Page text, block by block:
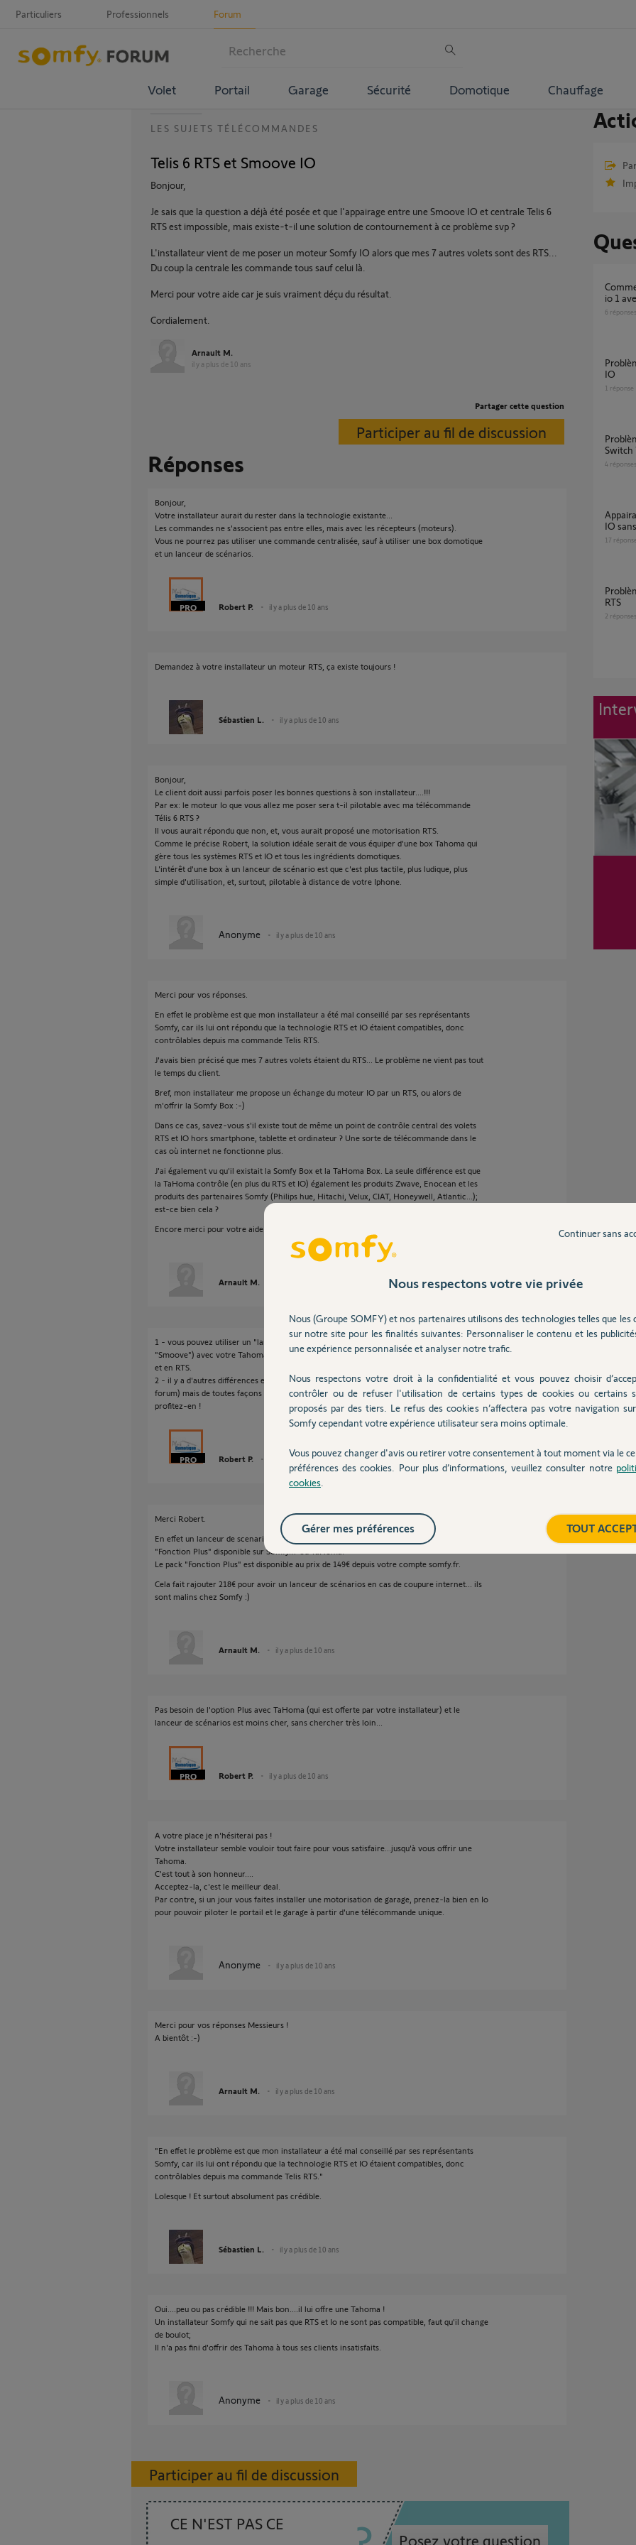
Particuliers Professionnels Forum
Volet Portail Garage Sécurité Domotique Chauffage
LES SUJETS TÉLÉCOMMANDES
Telis 6 RTS et Smoove IO
Bonjour,
Je sais que la question a déjà été posée et que l'appairage entre une Smoove IO et centrale Telis 6
RTS est impossible, mais existe-t-il une solution de contournement à ce problème svp ?
L'installateur vient de me poser un moteur Somfy IO alors que mes 7 autres volets sont des RTS...
Du coup la centrale les commande tous sauf celui là.
Merci pour votre aide car je suis vraiment déçu du résultat.
Cordialement.
Arnault M.
il y a plus de 10 ans
Partager cette question
Participer au fil de discussion
Réponses
Bonjour,
Votre installateur aurait du rester dans la technologie existante...
Les commandes ne s'associent pas entre elles, mais avec les récepteurs (moteurs).
Vous ne pourrez pas utiliser une commande centralisée, sauf à utiliser une box domotique
et un lanceur de scénarios.
Robert P. il y a plus de 10 ans
Demandez à votre installateur un moteur RTS, ça existe toujours !
Sébastien L. il y a plus de 10 ans
Bonjour,
Le client doit aussi parfois poser les bonnes questions à son installateur....!!!
Par ex: le moteur Io que vous allez me poser sera t-il pilotable avec ma télécommande
Télis 6 RTS ?
Il vous aurait répondu que non, et, vous aurait proposé une motorisation RTS.
Comme le précise Robert, la solution idéale serait de vous équiper d'une box Tahoma qui
gère tous les systèmes RTS et IO et tous les ingrédients domotiques.
L'intérêt d'une box à un lanceur de scénario est que c'est plus tactile, plus ludique, plus
simple d'utilisation, et, surtout, pilotable à distance de votre Iphone.
Anonyme il y a plus de 10 ans
Merci pour vos réponses.
En effet le problème est que mon installateur a été mal conseillé par ses représentants
Somfy, car ils lui ont répondu que la technologie RTS et IO étaient compatibles, donc
contrôlables depuis ma commande Telis RTS.
J'avais bien précisé que mes 7 autres volets étaient du RTS... Le problème ne vient pas tout
le temps du client.
Bref, mon installateur me propose un échange du moteur IO par un RTS, ou alors de
m'offrir la Somfy Box :-)
Dans ce cas, savez-vous s'il existe tout de même un point de contrôle central des volets
RTS et IO hors smartphone, tablette et ordinateur ? Une sorte de télécommande dans le
cas où internet ne fonctionne plus.
J'ai également vu qu'il existait la Somfy Box et la TaHoma Box. La seule différence est que
la TaHoma contrôle (en plus du RTS et IO) également les produits Zwave, Enocean et les
produits des partenaires Somfy (Philips hue, Hitachi, Velux, CIAT, Honeywell, Atlantic...);
est-ce bien cela ?
Encore merci pour votre aide !
Arnault M.
1 - vous pouvez utiliser un "lanceur de scénarios" (commande murale similaire à un
"Smoove") avec votre Tahoma pour piloter l'ensemble des volets ou autres produits, en io
et en RTS.
2 - il y a d'autres différences entre TaHoma et Somfy box (faire une recherche sur ce
forum) mais de toutes façons votre installateur vous offre une TaHoma ce qui est parfait,
profitez-en !
Robert P. il y a plus de 10 ans
Merci Robert.
En effet un lanceur de scenario coûte 69€ mais elle nécessite une Somfy Box avec option
"Fonction Plus" disponible sur Somfy.fr ou TaHoma.
Le pack "Fonction Plus" est disponible au prix de 149€ depuis votre compte somfy.fr.
Cela fait rajouter 218€ pour avoir un lanceur de scénarios en cas de coupure internet... ils
sont malins chez Somfy :)
Arnault M. il y a plus de 10 ans
Pas besoin de l'option Plus avec TaHoma (qui est offerte par votre installateur) et le
lanceur de scénarios est moins cher, sans chercher très loin...
Robert P. il y a plus de 10 ans
A votre place je n'hésiterai pas !
Votre installateur semble vouloir tout faire pour vous satisfaire...jusqu'à vous offrir une
Tahoma.
C'est tout à son honneur....
Acceptez-la, c'est le meilleur deal.
Par contre, si un jour vous faites installer une motorisation de garage, prenez-la bien en Io
pour pouvoir piloter le portail et le garage à partir d'une télécommande unique.
Anonyme il y a plus de 10 ans
Merci pour vos réponses Messieurs !
A bientôt :-)
Arnault M. il y a plus de 10 ans
"En effet le problème est que mon installateur a été mal conseillé par ses représentants
Somfy, car ils lui ont répondu que la technologie RTS et IO étaient compatibles, donc
contrôlables depuis ma commande Telis RTS."
Lolesque ! Et surtout absolument pas crédible.
Sébastien L. il y a plus de 10 ans
Oui....peu ou pas crédible !!! Mais bon....il lui offre une Tahoma !
Un installateur Somfy qui ne sait pas que RTS et Io ne sont pas compatible, faut qu'il change
de boulot;
Il n'a pas fini d'offrir des Tahoma à tous ses clients insatisfaits.
Anonyme il y a plus de 10 ans
Participer au fil de discussion
CE N'EST PAS CE
Posez votre question
Comment associer une commande smoove
io 1
6 réponses
Problème avec la Tahoma et Smoove Origin
IO
1 réponse
Problème ajout SMOOVE IO sur Tahoma
Switch
4 réponses
Appairage Tahoma switch avec Volet roulant
IO
17
Problème avec 2 télécommandes Smoove
RTS
2 réponses
Nous respectons votre vie privée
Nous (Groupe SOMFY) et nos partenaires utilisons des technologies telles que les
sur notre site pour les finalités suivantes: Personnaliser le contenu et les
une expérience personnalisée et analyser notre trafic.
Nous respectons votre droit à la confidentialité et vous pouvez choisir
contrôler ou de refuser l'utilisation de certains types de cookies ou certains
proposés par des tiers. Le refus des cookies n’affectera pas votre navigation
Somfy cependant votre expérience utilisateur sera moins optimale.
Vous pouvez changer d'avis ou retirer votre consentement à tout moment via le
préférences des cookies. Pour plus d’informations, veuillez consulter notre
cookies
Continuer sans
TOUT
Gérer mes préférences